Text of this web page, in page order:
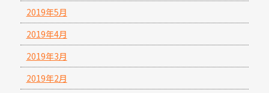
2019年5月
2019年4月
2019年3月
2019年2月